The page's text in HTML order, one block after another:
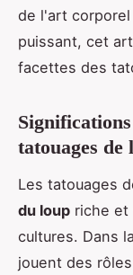
de l'art
puissant, cet
facettes des
tatouages de
Les tatouages
du loup riche et
cultures. Dans
jouent des